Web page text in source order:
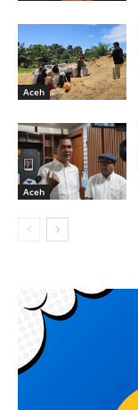
Aceh
Aceh